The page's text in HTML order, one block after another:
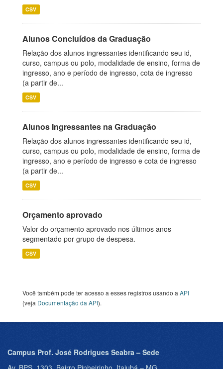
CSV
Alunos Concluídos da Graduação
Relação dos alunos ingressantes identificando seu id,
curso, campus ou polo, modalidade de ensino, forma de
ingresso, ano e período de ingresso, cota de ingresso
(a partir de...
CSV
Alunos Ingressantes na Graduação
Relação dos alunos ingressantes identificando seu id,
curso, campus ou polo, modalidade de ensino, forma de
ingresso, ano e período de ingresso e cota de ingresso
(a partir de...
CSV
Orçamento aprovado
Valor do orçamento aprovado nos últimos anos
segmentado por grupo de despesa.
CSV
Você também pode ter acesso a esses registros usando a API
(veja Documentação da API).
Campus Prof. José Rodrigues Seabra – Sede